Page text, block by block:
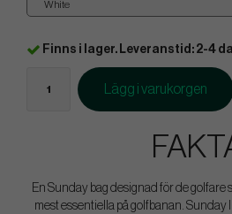
Finns i lager. Leveranstid: 2-4
Lägg i varukorgen
En Sunday bag designad för de golfare
mest essentiella på golfbanan. Sunday